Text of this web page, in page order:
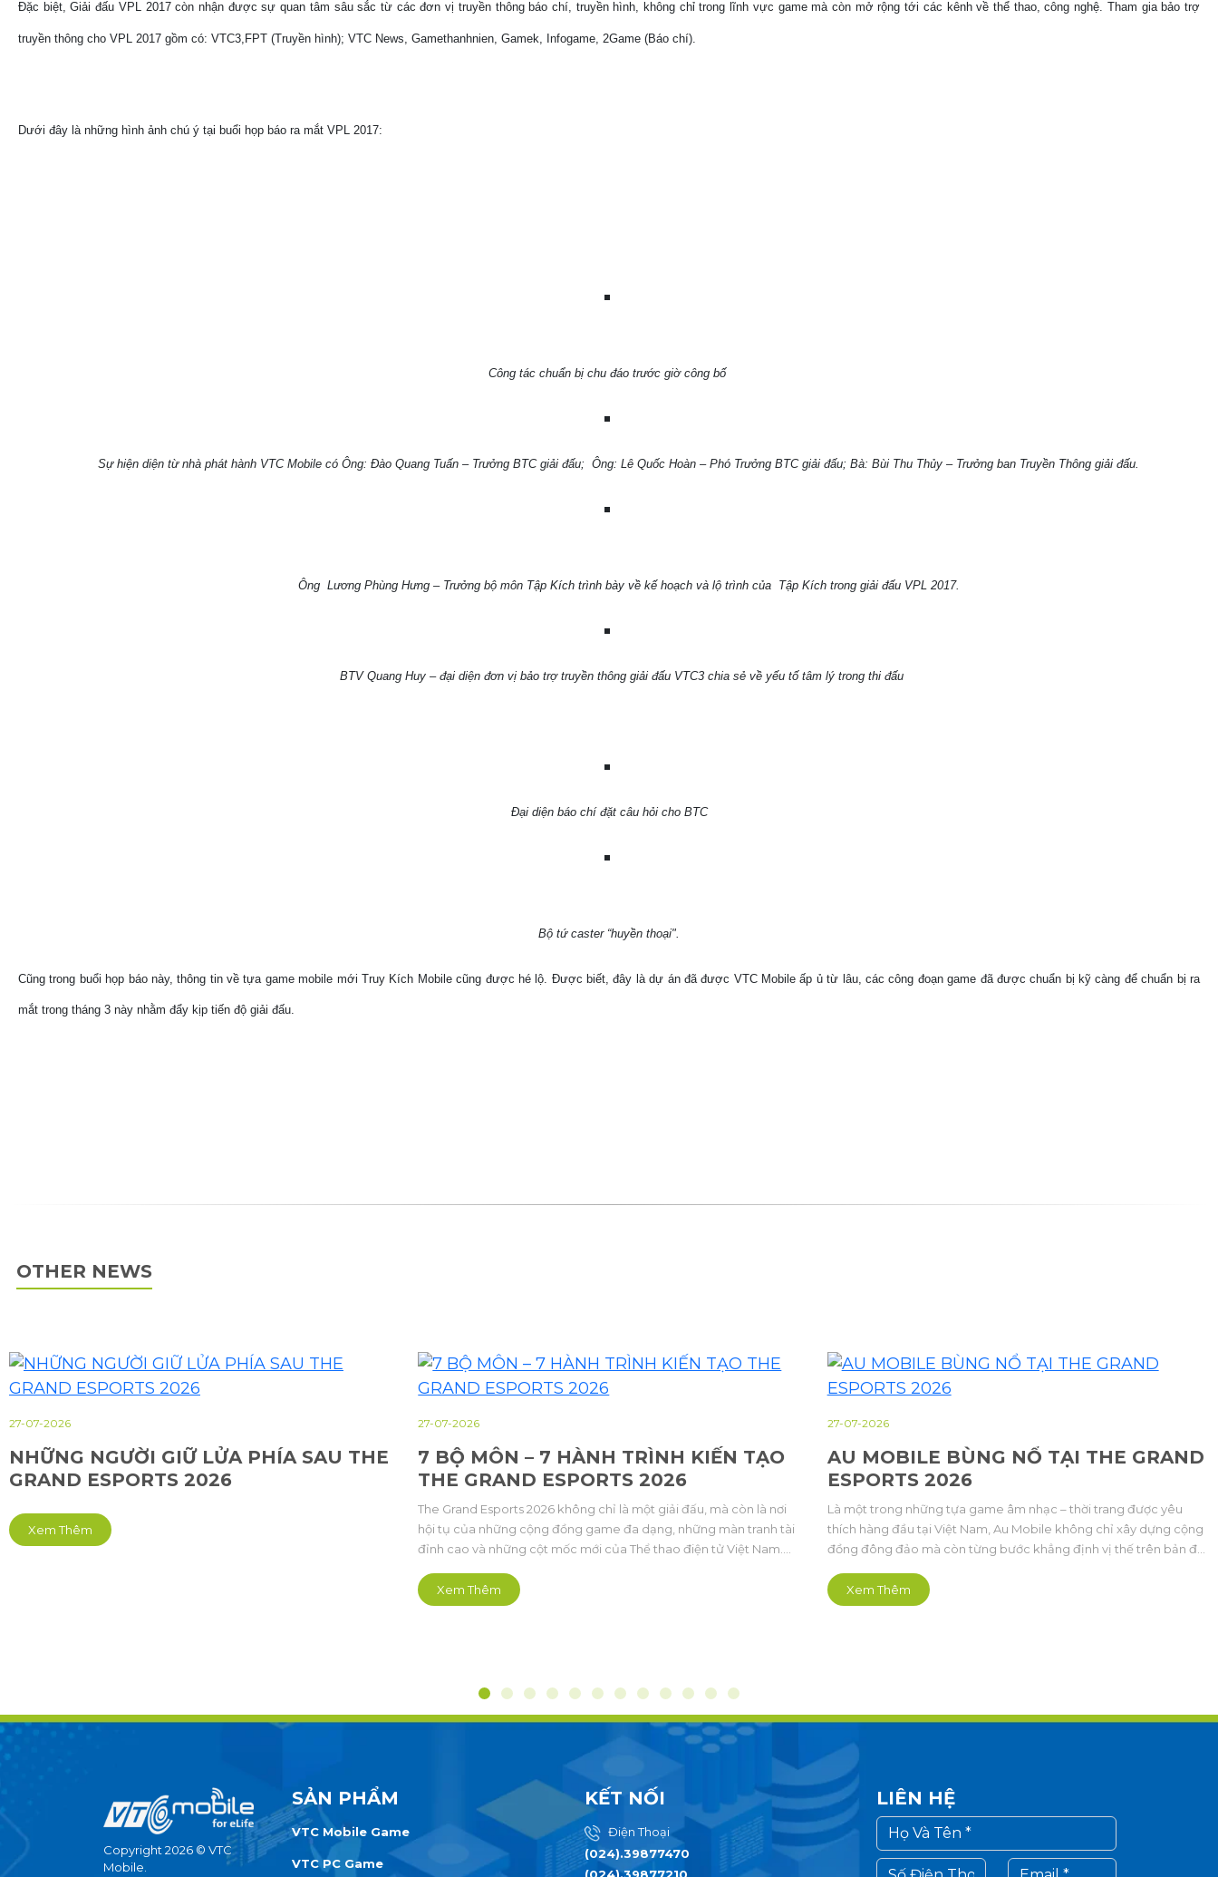
Đặc biệt, Giải đấu VPL 2017 còn nhận được sự quan tâm sâu sắc từ các đơn vị truyền thông báo chí, truyền hình, không chỉ trong lĩnh vực game mà còn mở rộng tới các kênh về thể thao, công nghệ. Tham gia bảo trợ
truyền thông cho VPL 2017 gồm có: VTC3,FPT (Truyền hình); VTC News, Gamethanhnien, Gamek, Infogame, 2Game (Báo chí).
Dưới đây là những hình ảnh chú ý tại buổi họp báo ra mắt VPL 2017:
Công tác chuẩn bị chu đáo trước giờ công bố
Sự hiện diện từ nhà phát hành VTC Mobile có Ông: Đào Quang Tuấn – Trưởng BTC giải đấu; Ông: Lê Quốc Hoàn – Phó Trưởng BTC giải đấu; Bà: Bùi Thu Thủy – Trưởng ban Truyền Thông giải đấu.
Ông Lương Phùng Hưng – Trưởng bộ môn Tập Kích trình bày về kế hoạch và lộ trình của Tập Kích trong giải đấu VPL 2017.
BTV Quang Huy – đại diện đơn vị bảo trợ truyền thông giải đấu VTC3 chia sẻ về yếu tố tâm lý trong thi đấu
Đại diện báo chí đặt câu hỏi cho BTC
Bộ tứ caster “huyền thoại".
Cũng trong buổi họp báo này, thông tin về tựa game mobile mới Truy Kích Mobile cũng được hé lộ. Được biết, đây là dự án đã được VTC Mobile ấp ủ từ lâu, các công đoạn game đã được chuẩn bị kỹ càng để chuẩn bị ra
mắt trong tháng 3 này nhằm đẩy kịp tiến độ giải đấu.
OTHER NEWS
27-07-2026
NHỮNG NGƯỜI GIỮ LỬA PHÍA SAU THE
GRAND ESPORTS 2026
Xem Thêm
27-07-2026
7 BỘ MÔN – 7 HÀNH TRÌNH KIẾN TẠO
THE GRAND ESPORTS 2026
The Grand Esports 2026 không chỉ là một giải đấu, mà còn là nơi
hội tụ của những cộng đồng game đa dạng, những màn tranh tài
đỉnh cao và những cột mốc mới của Thể thao điện tử Việt Nam.
Audition, Đột Kích CrossFire, Epic Seven, Au Mobile, Summoners
War, Street Fighter 6 và Yulgang Origin, đại diện cho nhiều thể
Xem Thêm
27-07-2026
AU MOBILE BÙNG NỔ TẠI THE GRAND
ESPORTS 2026
Là một trong những tựa game âm nhạc – thời trang được yêu
thích hàng đầu tại Việt Nam, Au Mobile không chỉ xây dựng cộng
đồng đông đảo mà còn từng bước khẳng định vị thế trên bản đồ
quan trọng trong hành trình phát triển Esports, chính thức khởi
động hệ thống giải đấu The Grand Esports 2026 với hai sân chơi
Xem Thêm
Copyright 2026 © VTC
Mobile.
SẢN PHẨM
VTC Mobile Game
VTC PC Game
KẾT NỐI
Điện Thoại
(024).39877470
(024).39877210
LIÊN HỆ